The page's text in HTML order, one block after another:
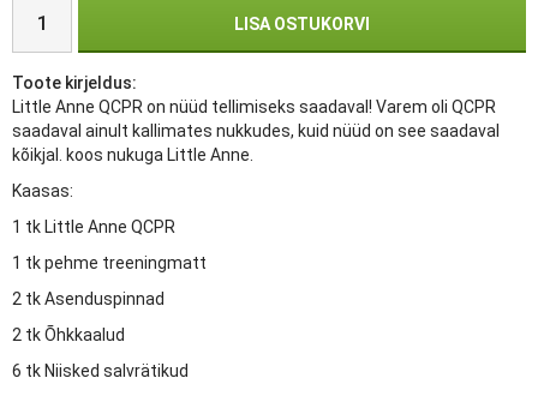
LISA OSTUKORVI
Toote kirjeldus:
Little Anne QCPR on nüüd tellimiseks saadaval! Varem oli QCPR
saadaval ainult kallimates nukkudes, kuid nüüd on see saadaval
kõikjal. koos nukuga Little Anne.
Kaasas:
1 tk Little Anne QCPR
1 tk pehme treeningmatt
2 tk Asenduspinnad
2 tk Õhkkaalud
6 tk Niisked salvrätikud